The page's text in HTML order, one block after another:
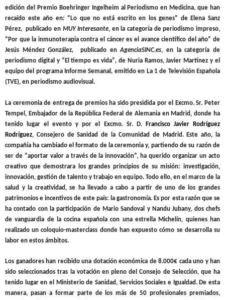
edición del Premio Boehringer Ingelheim al Periodismo en Medicina, que han
recaído este año en: “Lo que no está escrito en los genes” de Elena Sanz
Pérez, publicado en MUY Interesante, en la categoría de periodismo impreso,
“Por que la inmunoterapia contra el cáncer es el avance científico del año” de
Jesús Méndez González, publicado enAgenciaSINC.es, en la categoría de
periodismo digital y “El tiempo es vida”, de Nuria Ramos, Javier Martínez y el
equipo del programa Informe Semanal, emitido en La 1 de Televisión Española
(TVE), en periodismo audiovisual.
La ceremonia de entrega de premios ha sido presidida por el Excmo. Sr. Peter
Tempel, Embajador de la República Federal de Alemania en Madrid, donde ha
tenido lugar el evento y por el Excmo. Sr. D.
Francisco Javier Rodríguez
Rodríguez, Consejero de Sanidad de la Comunidad de Madrid. Este año, la
compañía ha cambiado el formato de la ceremonia y, partiendo de su razón de
ser de “aportar valor a través de la innovación”, ha querido organizar un acto
creativo que demostrara los grandes principios de su misión: investigación,
innovación, gestión de talento y trabajo en equipo. Todo ello, en el marco de la
salud y la creatividad, se ha llevado a cabo a partir de uno de los grandes
patrimonios e incentivos de este país: la gastronomía. Es por esta razón que se
ha contado con la participación de Mario Sandoval y Nandu Jubany, dos chefs
de vanguardia de la cocina española con una estrella Michelín, quienes han
realizado un coloquio-masterclass donde han expuesto cómo se desarrolla su
labor en estos ámbitos.
Los ganadores han recibido una dotación económica de 8.000€ cada uno y han
sido seleccionadostras la votación en pleno del Consejo de Selección, que ha
tenido lugar en el Ministerio de Sanidad, Servicios Sociales e Igualdad. De esta
manera, pasan a formar parte de los más de 50 profesionales premiados,